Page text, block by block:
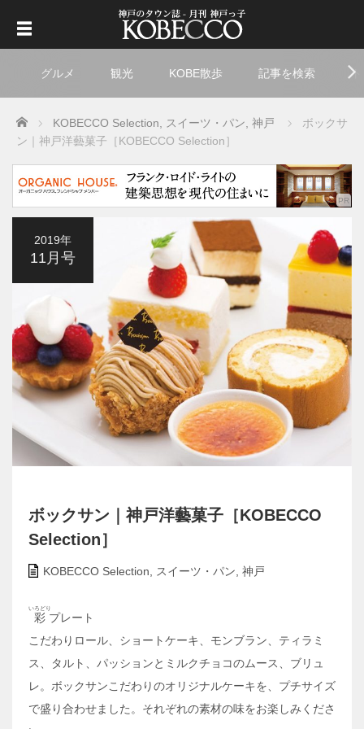
グルメ 観光 KOBE散歩 記事を検索
Home KOBECCO Selection スイーツ・パン 神戸
ボックサ
ン｜神戸洋藝菓子［KOBECCO Selection］
2019年
11月号
ボックサン｜神戸洋藝菓子［KOBECCO
Selection］
KOBECCO Selection スイーツ・パン 神戸
彩
いろどり
プレート
こだわりロール、ショートケーキ、モンブラン、ティラミ
ス、タルト、パッションとミルクチョコのムース、ブリュ
レ。ボックサンこだわりのオリジナルケーキを、プチサイズ
で盛り合わせました。それぞれの素材の味をお楽しみくださ